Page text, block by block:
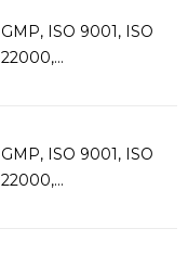
GMP, ISO 9001, ISO
22000,...
GMP, ISO 9001, ISO
22000,...